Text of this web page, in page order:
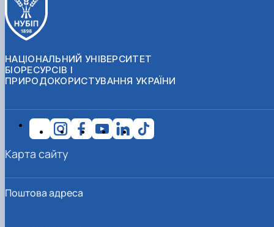
НАЦІОНАЛЬНИЙ УНІВЕРСИТЕТ
БІОРЕСУРСІВ І
ПРИРОДОКОРИСТУВАННЯ УКРАЇНИ
Поштова адреса
Карта сайту